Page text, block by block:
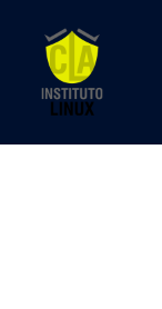
contenido